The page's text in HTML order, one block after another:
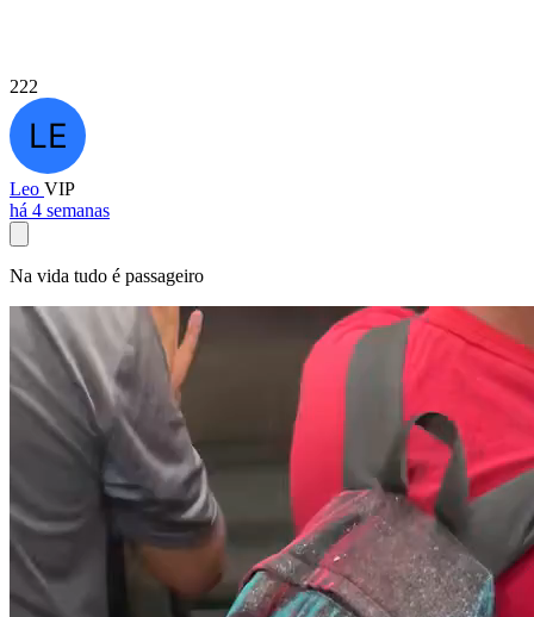
222
Leo VIP
há 4 semanas
Na vida tudo é passageiro